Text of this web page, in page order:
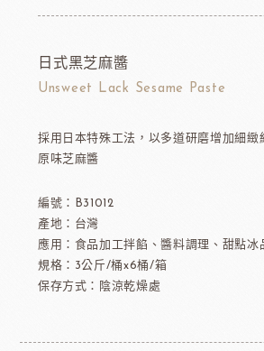
日式黑芝麻醬
Unsweet Lack Sesame Paste
採用日本特殊工法，以多道研磨增加細緻
原味芝麻醬
編號：B31012
產地：台灣
應用：食品加工拌餡、醬料調理、甜點冰
規格：3公斤/桶x6桶/箱
保存方式：陰涼乾燥處